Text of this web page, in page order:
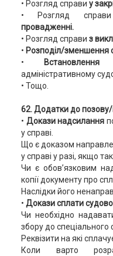
• Розгляд справи у
• Розгляд
провадженні.
• Розгляд справи з
• Розподіл/зменшення
•
адміністративному
• Тощо.
62. Додатки до позову/
• Докази надсилання
у справі.
Що є доказом
у справі у разі, якщо
Чи є обов’язковим
копії документу про
Наслідки його
• Докази сплати
Чи необхідно
збору до
Реквізити на які
Коли варто